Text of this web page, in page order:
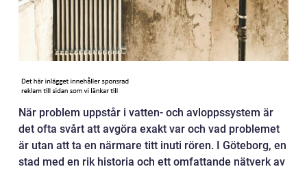
När problem uppstår i vatten- och avloppssystem är
det ofta svårt att avgöra exakt var och vad problemet
är utan att ta en närmare titt inuti rören. I Göteborg, en
stad med en rik historia och ett omfattande nätverk av